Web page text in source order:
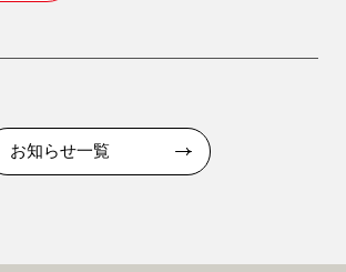
お知らせ一覧
・コラム スタッフ紹介
リフォーム・
7171